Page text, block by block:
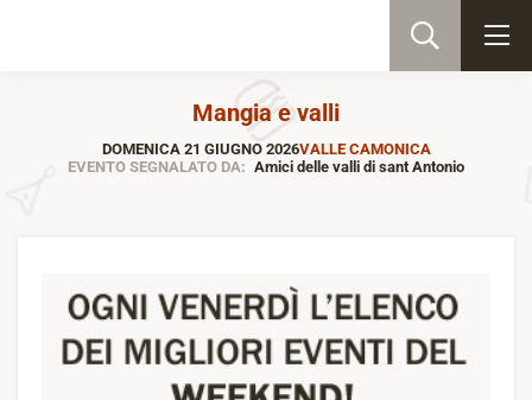
Mangia e valli
DOMENICA 21 GIUGNO 2026VALLE CAMONICA
EVENTO SEGNALATO DA: Amici delle valli di sant Antonio